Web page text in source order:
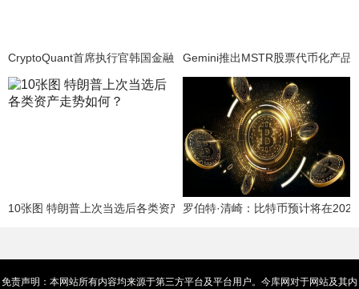
CryptoQuant首席执行官韩国金融困境或将迫使加密企业迁往海外
Gemini推出MSTR股票代币化产品
10张图 特朗普上次当选后各类资产走势如何？罗伯特·清崎：比特币预计将在
免责声明：本网站所有内容均来源于第三方平台及平台用户。今库网对于网站及其内